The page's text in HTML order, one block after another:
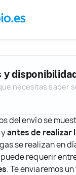
y disponibilidad
necesitas saber
del envío se
antes de realizar
se realizan en
requerir
. Te enviaremos